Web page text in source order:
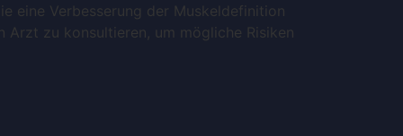
eine Verbesserung der Muskeldefinition
zu konsultieren, um mögliche Risiken